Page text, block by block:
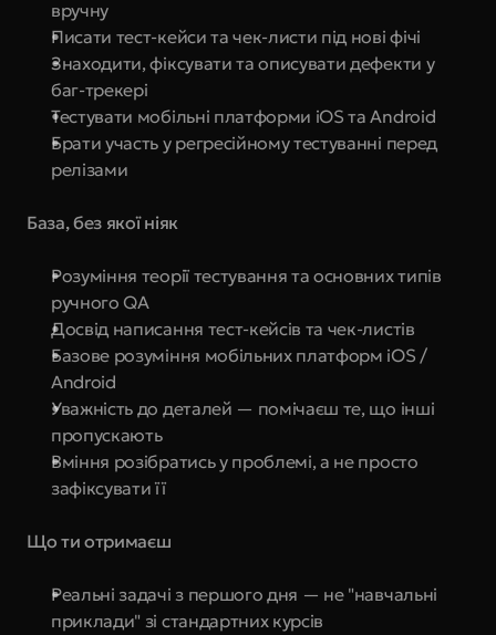
вручну
Писати тест-кейси та чек-листи під нові фічі
Знаходити, фіксувати та описувати дефекти у
баг-трекері
Тестувати мобільні платформи iOS та Android
Брати участь у регресійному тестуванні перед
релізами
База, без якої ніяк
Розуміння теорії тестування та основних типів
ручного QA
Досвід написання тест-кейсів та чек-листів
Базове розуміння мобільних платформ iOS /
Android
Уважність до деталей — помічаєш те, що інші
пропускають
Вміння розібратись у проблемі, а не просто
зафіксувати її
Що ти отримаєш
Реальні задачі з першого дня — не "навчальні
приклади" зі стандартних курсів